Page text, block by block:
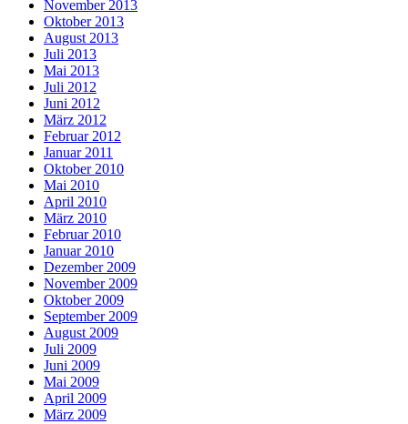
November 2013
Oktober 2013
August 2013
Juli 2013
Mai 2013
Juli 2012
Juni 2012
März 2012
Februar 2012
Januar 2011
Oktober 2010
Mai 2010
April 2010
März 2010
Februar 2010
Januar 2010
Dezember 2009
November 2009
Oktober 2009
September 2009
August 2009
Juli 2009
Juni 2009
Mai 2009
April 2009
März 2009